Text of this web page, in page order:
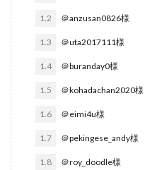
1.2 ＠anzusan0826様
1.3 ＠uta2017111様
1.4 ＠buranday0様
1.5 ＠kohadachan2020様
1.6 ＠eimi4u様
1.7 ＠pekingese_andy様
1.8 ＠roy_doodle様